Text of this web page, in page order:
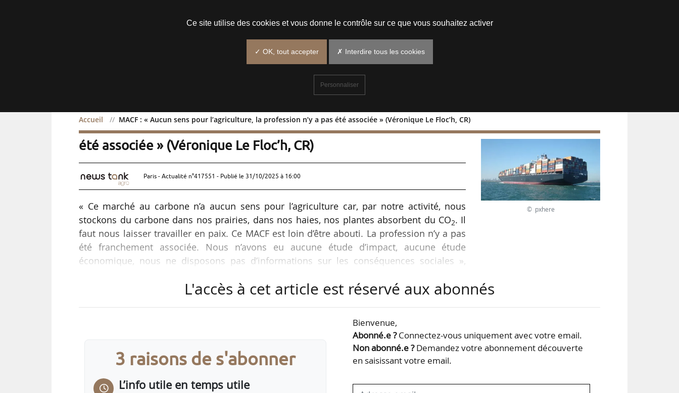
Accueil MACF : « Aucun sens pour l’agriculture, la profession n’y a pas été associée » (Véronique Le Floc’h, CR)
MACF : « Aucun sens pour l’agriculture, la profession n’y a pas
été associée » (Véronique Le Floc’h, CR)
Paris - Actualité n°417551 - Publié le 31/10/2025 à 16:00
« Ce marché au carbone n’a aucun sens pour l’agriculture car, par notre activité, nous
stockons du carbone dans nos prairies, dans nos haies, nos plantes absorbent du CO2. Il
faut nous laisser travailler en paix. Ce MACF est loin d’être abouti. La profession n’y a pas
été franchement associée. Nous n’avons eu aucune étude d’impact, aucune étude
économique, nous ne disposons pas d’informations sur les conséquences sociales »,
exportations agricoles et agroalimentaires, qui pourraient être taxées à partir du moment
où les flux pourraient être évités. Je parle notamment des produits de la viande, où nous
pourrions…
© pxhere
L'accès à cet article est réservé aux abonnés
3 raisons de s'abonner
L’info utile en temps utile
Bienvenue,
Abonné.e ?Connectez-vous uniquement avec votre email.
Non abonné.e ?Demandez votre abonnement découverte
en saisissant votre email.
Ce site utilise des cookies et vous donne le contrôle sur ce que vous souhaitez activer
✓ OK, tout accepter ✗ Interdire tous les cookies
Personnaliser